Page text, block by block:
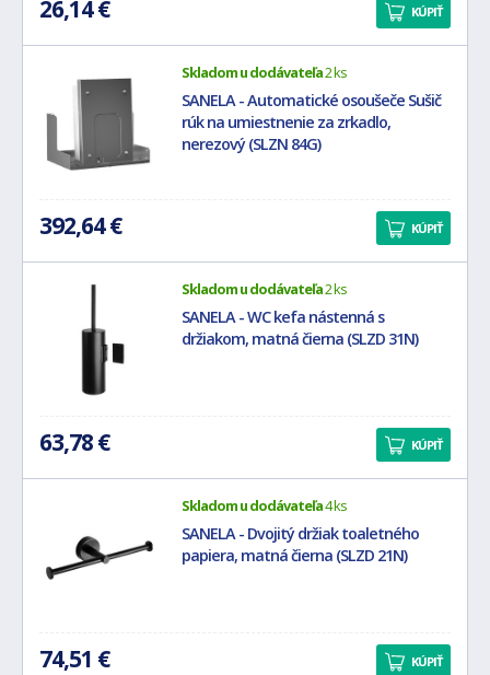
26,14 € KÚPIŤ
Skladom u dodávateľa2 ks
SANELA - Automatické osoušeče Sušič
rúk na umiestnenie za zrkadlo,
nerezový (SLZN 84G)
392,64 € KÚPIŤ
Skladom u dodávateľa2 ks
SANELA - WC kefa nástenná s
držiakom, matná čierna (SLZD 31N)
63,78 € KÚPIŤ
Skladom u dodávateľa4 ks
SANELA - Dvojitý držiak toaletného
papiera, matná čierna (SLZD 21N)
74,51 € KÚPIŤ